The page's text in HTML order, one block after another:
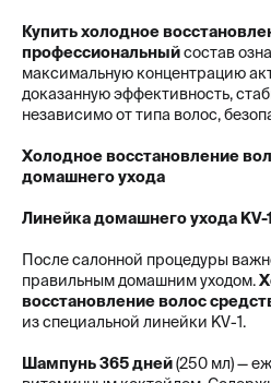
Купить холодное
профессиональныйсостав
максимальную концентрацию
доказанную эффективность,
независимо от типа волос,
Холодное восстановление
домашнего ухода
Линейка домашнего ухода KV-1
После салонной процедуры
правильным домашним уходом.
восстановление волос
из специальной линейки KV-1.
Шампунь 365 дней(250 мл) —